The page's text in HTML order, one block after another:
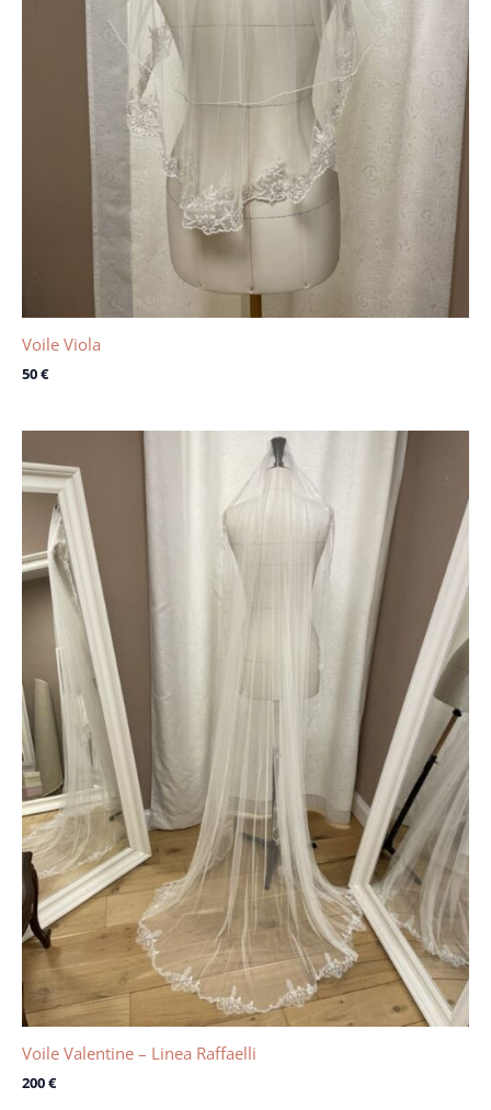
Voile Viola
50€
Voile Valentine – Linea Raffaelli
200€